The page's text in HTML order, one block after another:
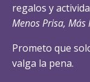
regalos y
Menos Prisa, Más
Prometo que
valga la pena.